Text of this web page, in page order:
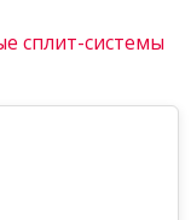
сплит-системы